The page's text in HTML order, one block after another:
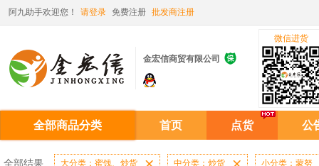
阿九助手欢迎您！ 请登录 免费注册 批发商注册
金宏信商贸有限公司 
微信进货
全部商品分类 首页 点货 公
全部结果 大分类：蜜饯、炒货  中分类：炒货  小分类：蒙努